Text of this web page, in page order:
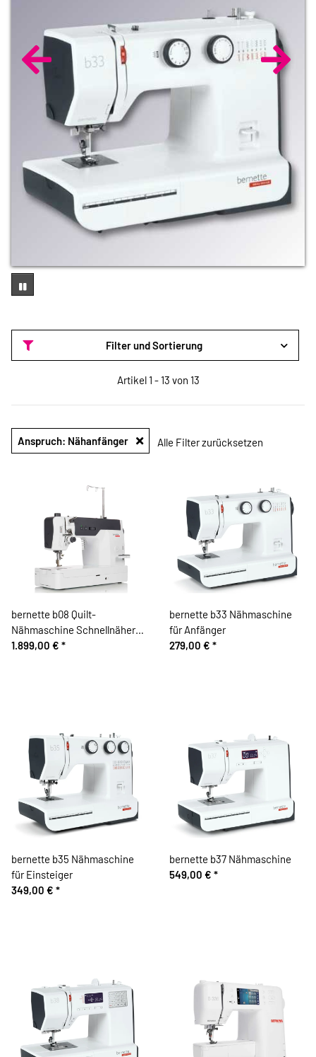
Filter und Sortierung
Artikel 1 - 13 von 13
Anspruch: Nähanfänger Alle Filter zurücksetzen
bernette b08 Quilt-
Nähmaschine Schnellnäher
Straight Stitch
1.899,00 € *
bernette b33 Nähmaschine
für Anfänger
279,00 € *
bernette b35 Nähmaschine
für Einsteiger
349,00 € *
bernette b37 Nähmaschine
549,00 € *